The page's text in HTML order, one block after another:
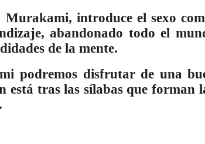
Murakami, introduce el sexo
abandonado todo el
de la mente.
podremos disfrutar de una
está tras las sílabas que forman